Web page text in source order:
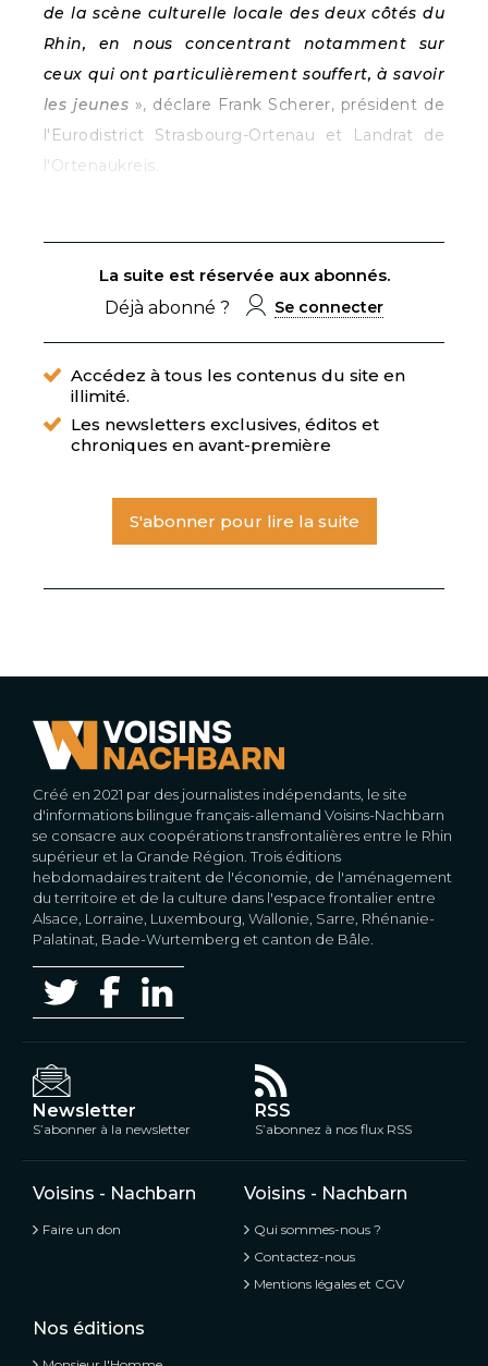
de la scène culturelle locale des deux côtés du
Rhin, en nous concentrant notamment sur
ceux qui ont particulièrement souffert, à savoir
les jeunes », déclare Frank Scherer, président de
l'Eurodistrict Strasbourg-Ortenau et Landrat de
l'Ortenaukreis.
La suite est réservée aux abonnés.
Déjà abonné ?
Se connecter
Accédez à tous les contenus du site en
illimité.
Les newsletters exclusives, éditos et
chroniques en avant-première
S'abonner pour lire la suite
Créé en 2021 par des journalistes indépendants, le site
d'informations bilingue français-allemand Voisins-Nachbarn
se consacre aux coopérations transfrontalières entre le Rhin
supérieur et la Grande Région. Trois éditions
hebdomadaires traitent de l'économie, de l'aménagement
du territoire et de la culture dans l'espace frontalier entre
Alsace, Lorraine, Luxembourg, Wallonie, Sarre, Rhénanie-
Palatinat, Bade-Wurtemberg et canton de Bâle.
Newsletter
S’abonner à la newsletter
RSS
S’abonnez à nos flux RSS
Voisins - Nachbarn
Faire un don
Voisins - Nachbarn
Qui sommes-nous ?
Contactez-nous
Mentions légales et CGV
Nos éditions